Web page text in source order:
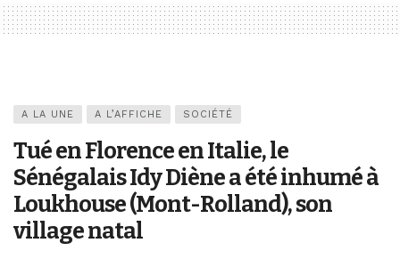
A LA UNE A L’AFFICHE SOCIÉTÉ
Tué en Florence en Italie, le
Sénégalais Idy Diène a été inhumé à
Loukhouse (Mont-Rolland), son
village natal